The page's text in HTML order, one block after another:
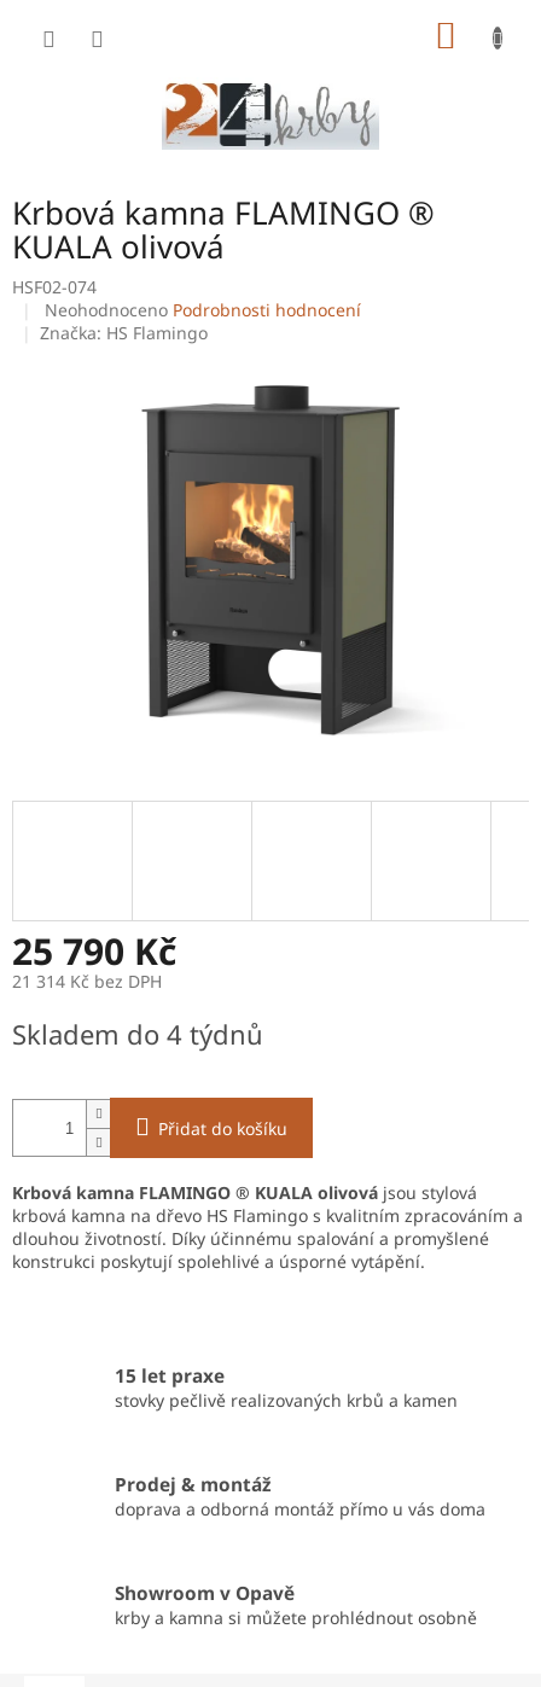
Krbová kamna FLAMINGO ®
KUALA olivová
HSF02-074
Průměrné
hodnocení
Neohodnoceno Podrobnosti hodnocení
Značka: HS Flamingo
25 790 Kč
21 314 Kč bez DPH
cena:
Skladem do 4 týdnů
Přidat do košíku
Krbová kamna FLAMINGO ® KUALA olivová jsou stylová
krbová kamna na dřevo HS Flamingo s kvalitním zpracováním a
dlouhou životností. Díky účinnému spalování a promyšlené
konstrukci poskytují spolehlivé a úsporné vytápění.
15 let praxe
stovky pečlivě realizovaných krbů a kamen
Prodej & montáž
doprava a odborná montáž přímo u vás doma
Showroom v Opavě
krby a kamna si můžete prohlédnout osobně